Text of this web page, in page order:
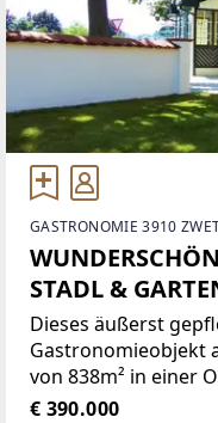
GASTRONOMIE 3910
STADL &
Dieses äußerst
Gastronomieobjekt
von 838m² in einer
bietet eine Vielzahl
€ 390.000